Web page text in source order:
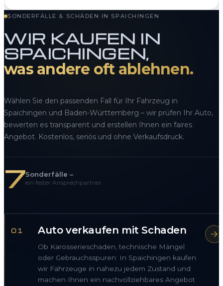
SONDERFÄLLE & SCHÄDEN IN SPAICHINGEN
WIR KAUFEN IN
SPAICHINGEN,
was andere oft ablehnen.
Wählen Sie den passenden Fall für Ihr Fahrzeug in
Spaichingen und Baden-Württemberg – wir prüfen Ihr Auto,
bewerten es transparent und erstellen Ihnen ein faires
Angebot. Kostenlos, seriös und ohne Verkaufsdruck.
7Sonderfälle –
ein fester Ansprechpartner
01 Auto verkaufen mit Schaden
Ob Karosserieschaden, technische Mängel
oder Gebrauchsspuren: In Spaichingen kaufen
wir Fahrzeuge in nahezu jedem Zustand und
machen Ihnen ein nachvollziehbares Angebot